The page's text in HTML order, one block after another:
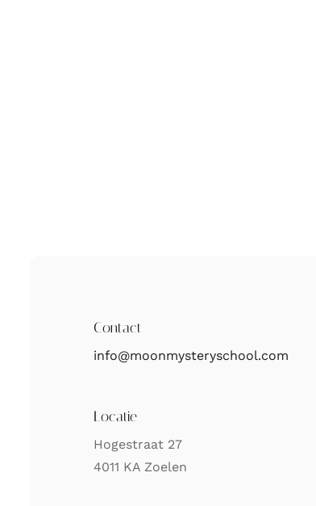
Contact
info@moonmysteryschool.com
Locatie
Hogestraat 27
4011 KA Zoelen